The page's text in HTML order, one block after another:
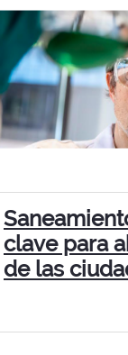
clave para
de las